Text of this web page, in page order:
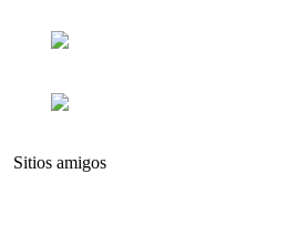
Sitios amigos